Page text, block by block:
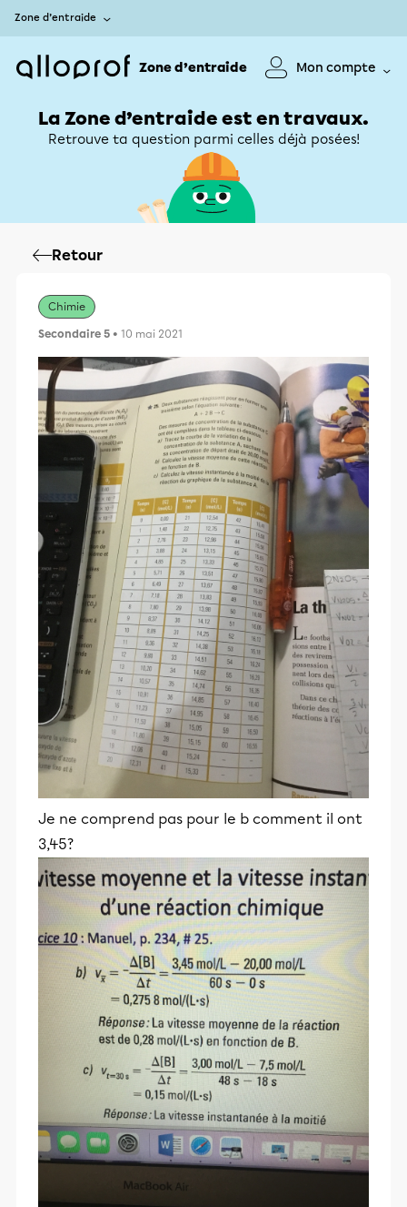
Zone d’entraide
Zone d’entraide Mon compte
La Zone d’entraide est en travaux.
Retrouve ta question parmi celles déjà posées!
Retour
Chimie
Secondaire 5 • 10 mai 2021
Je ne comprend pas pour le b comment il ont
3,45?